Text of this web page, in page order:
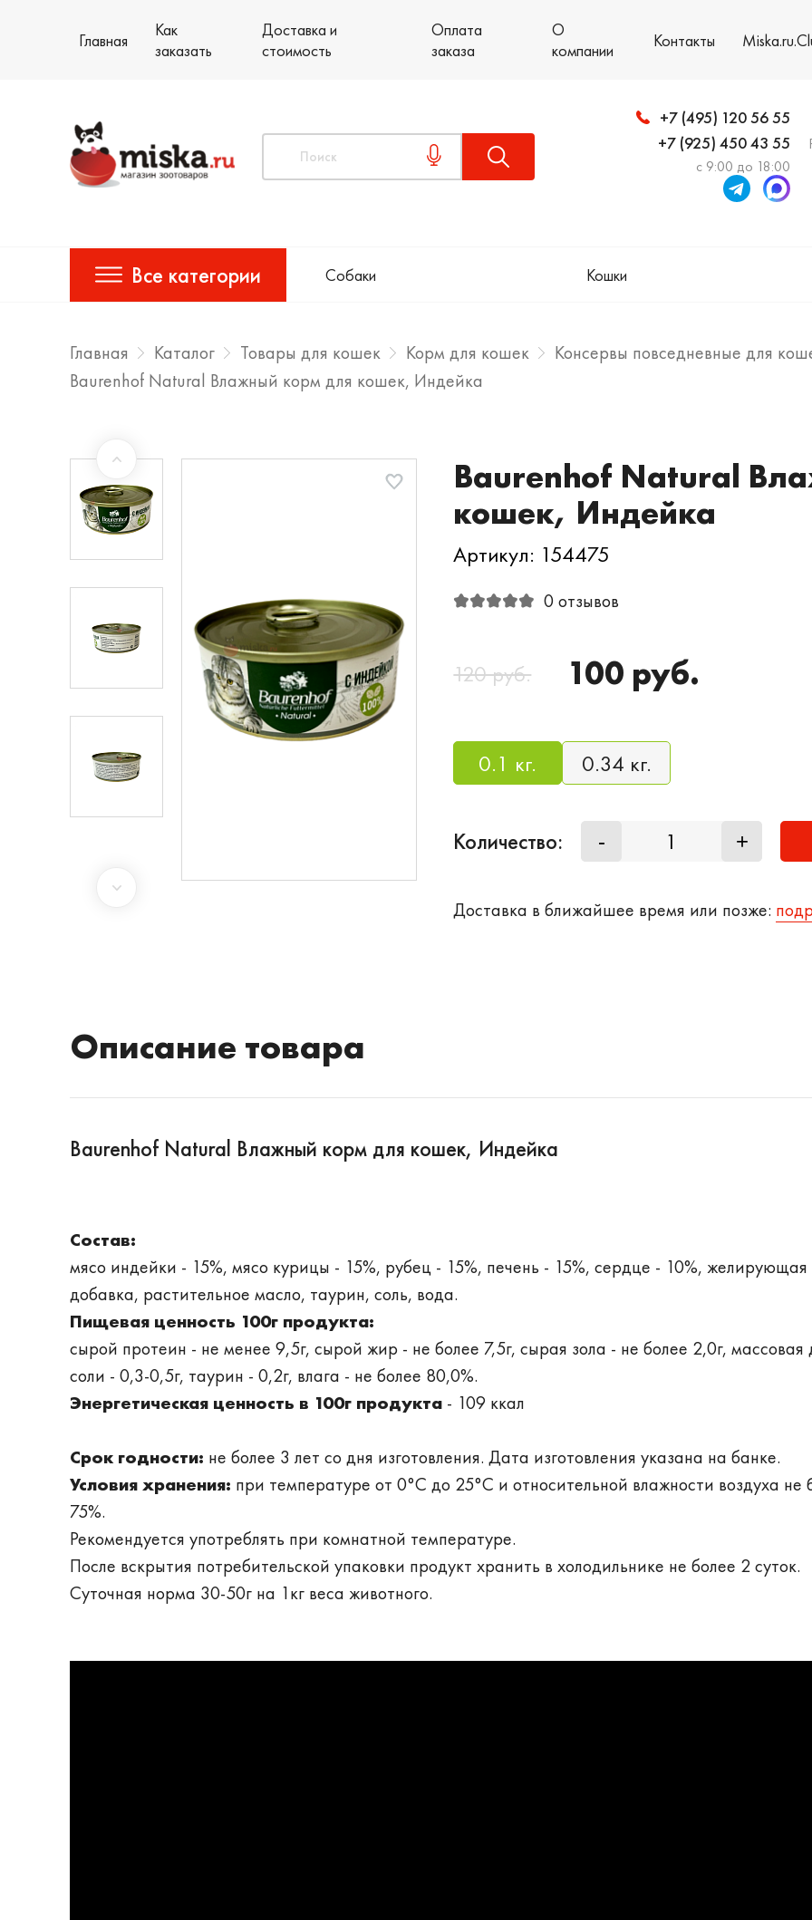
Главная
Как
заказать
Доставка и
стоимость
Оплата
заказа
О
компании
Контакты
+7 (495) 120 56 55
+7 (925) 450 43 55
с 9:00 до 18:00
Все категории Собаки Кошки
Главная Каталог Товары для кошек Корм для кошек Консервы повседневные для
Baurenhof Natural Влажный корм для кошек, Индейка
Baurenhof Natural
кошек, Индейка
Артикул: 154475
0 отзывов
120 руб. 100 руб.
0.1 кг. 0.34 кг.
Количество: - +
Доставка в ближайшее время или позже:
Описание товара
Baurenhof Natural Влажный корм для кошек, Индейка
Состав:
мясо индейки - 15%, мясо курицы - 15%, рубец - 15%, печень - 15%, сердце - 10%, желирующая
добавка, растительное масло, таурин, соль, вода.
Пищевая ценность 100г продукта:
сырой протеин - не менее 9,5г, сырой жир - не более 7,5г, сырая зола - не более 2,0г, массовая
соли - 0,3-0,5г, таурин - 0,2г, влага - не более 80,0%.
Энергетическая ценность в 100г продукта - 109 ккал
Срок годности: не более 3 лет со дня изготовления. Дата изготовления указана на банке.
Условия хранения: при температуре от 0°C до 25°C и относительной влажности воздуха не
75%.
Рекомендуется употреблять при комнатной температуре.
После вскрытия потребительской упаковки продукт хранить в холодильнике не более 2 суток.
Суточная норма 30-50г на 1кг веса животного.